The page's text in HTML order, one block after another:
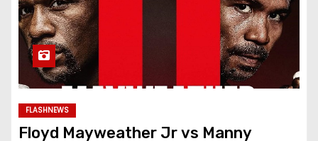
FLASHNEWS
Floyd Mayweather Jr vs Manny